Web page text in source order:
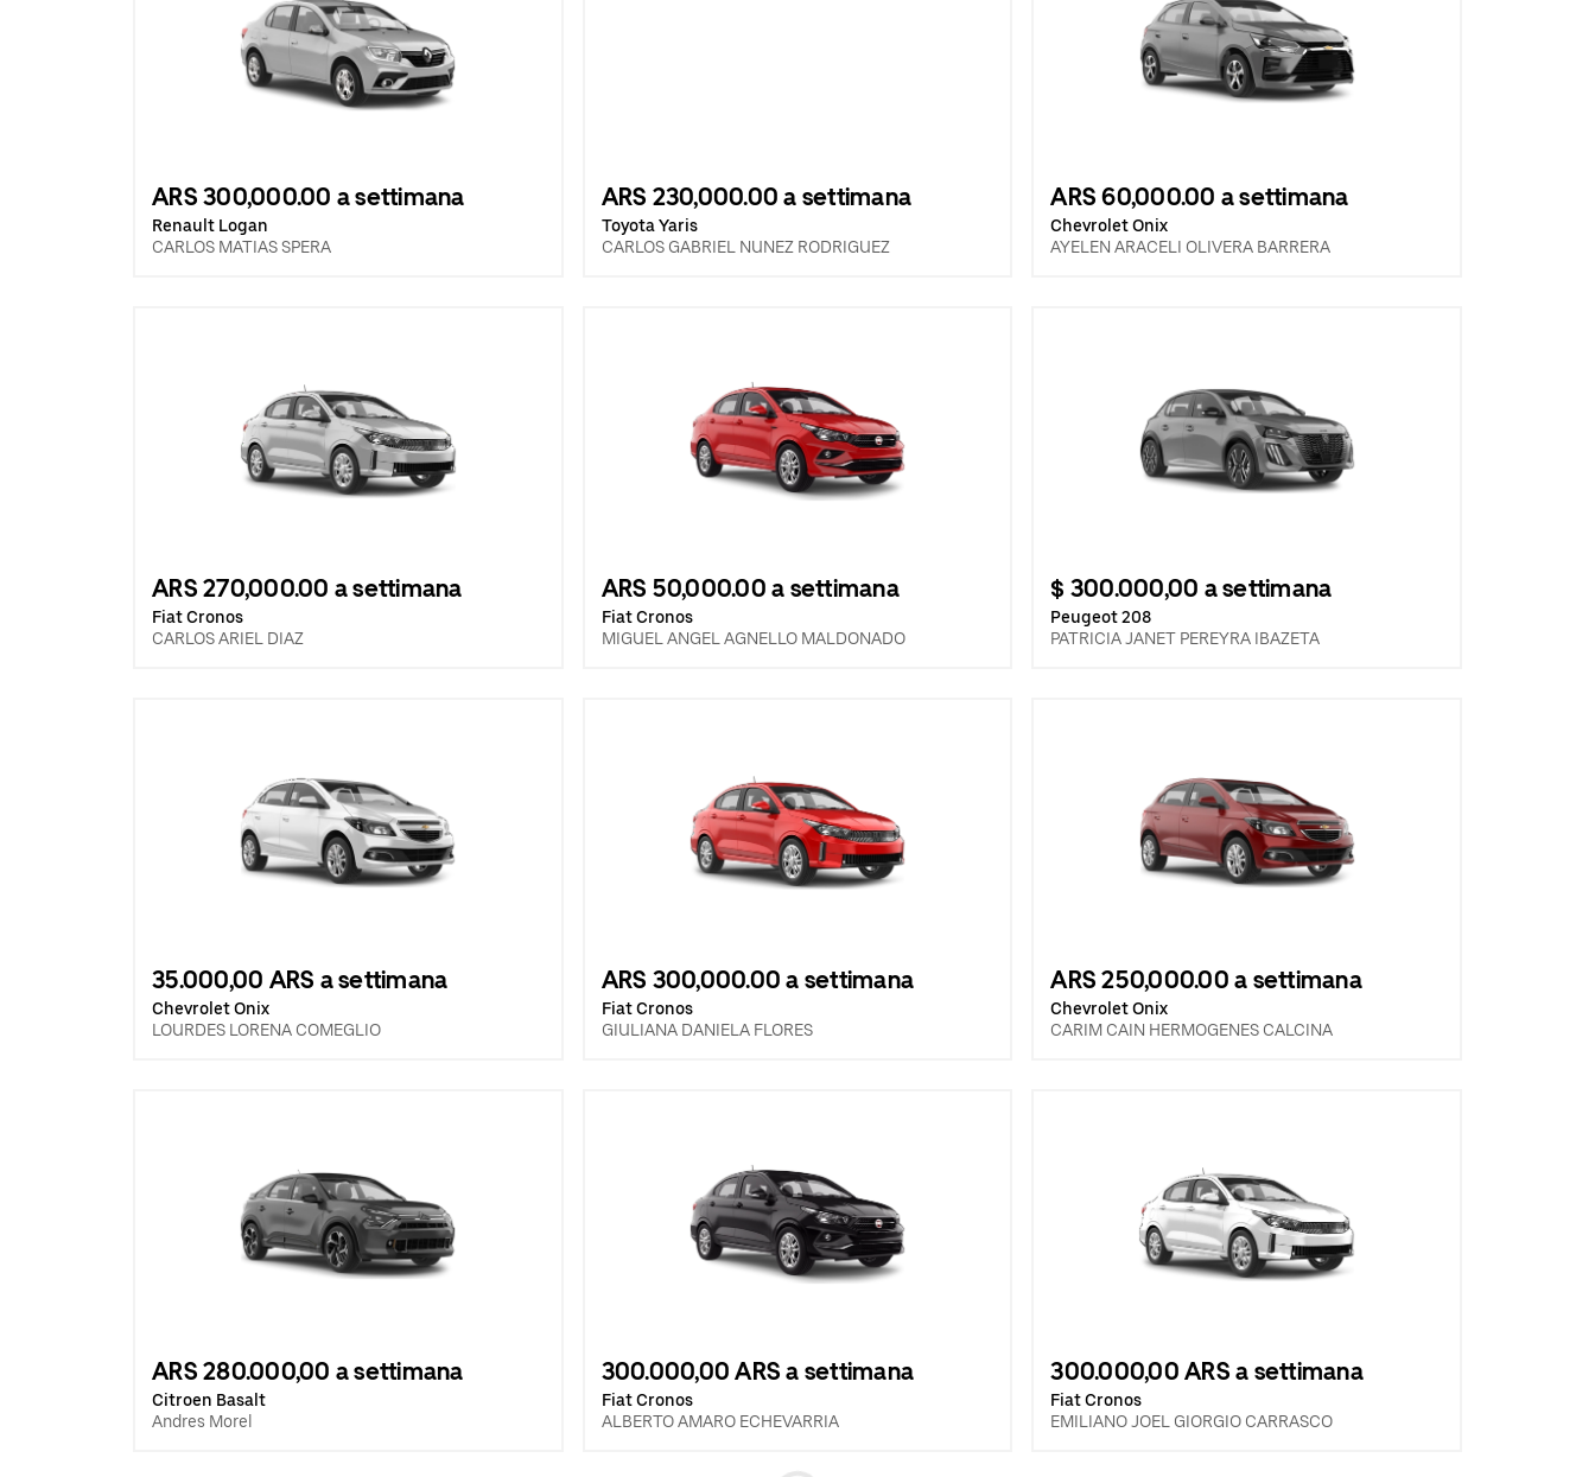
ARS 300,000.00 a settimana
Renault Logan
CARLOS MATIAS SPERA
ARS 230,000.00 a settimana
Toyota Yaris
CARLOS GABRIEL NUNEZ RODRIGUEZ
ARS 60,000.00 a settimana
Chevrolet Onix
AYELEN ARACELI OLIVERA BARRERA
ARS 270,000.00 a settimana
Fiat Cronos
CARLOS ARIEL DIAZ
ARS 50,000.00 a settimana
Fiat Cronos
MIGUEL ANGEL AGNELLO MALDONADO
$ 300.000,00 a settimana
Peugeot 208
PATRICIA JANET PEREYRA IBAZETA
35.000,00 ARS a settimana
Chevrolet Onix
LOURDES LORENA COMEGLIO
ARS 300,000.00 a settimana
Fiat Cronos
GIULIANA DANIELA FLORES
ARS 250,000.00 a settimana
Chevrolet Onix
CARIM CAIN HERMOGENES CALCINA
ARS 280.000,00 a settimana
Citroen Basalt
Andres Morel
300.000,00 ARS a settimana
Fiat Cronos
ALBERTO AMARO ECHEVARRIA
300.000,00 ARS a settimana
Fiat Cronos
EMILIANO JOEL GIORGIO CARRASCO